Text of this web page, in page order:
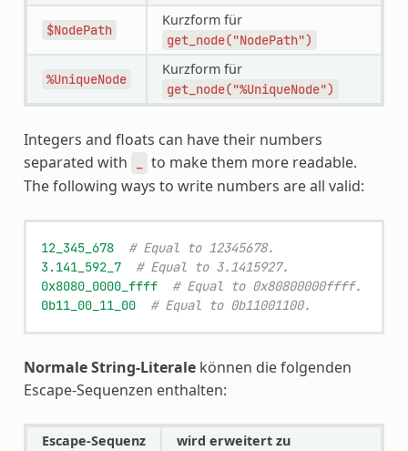
$NodePath
Kurzform für
get_node("NodePath")
%UniqueNode
Kurzform für
get_node("%UniqueNode")
Integers and floats can have their numbers
separated with
to make them more readable.
The following ways to write numbers are all valid:
12_345_678
# Equal to 12345678.
3.141_592_7
# Equal to 3.1415927.
0x8080_0000_ffff
# Equal to 0x80800000ffff.
0b11_00_11_00
# Equal to 0b11001100.
Normale String-Literalekönnen die folgenden
Escape-Sequenzen enthalten:
Escape-Sequenz wird erweitert zu